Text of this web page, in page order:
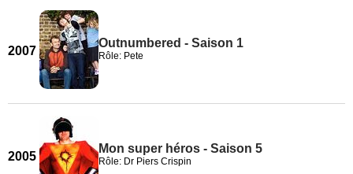
2007
Outnumbered - Saison 1
Rôle: Pete
2005
Mon super héros - Saison 5
Rôle: Dr Piers Crispin